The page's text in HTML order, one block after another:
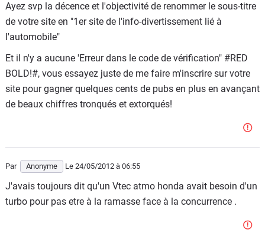
Ayez svp la décence et l'objectivité de renommer le sous-titre
de votre site en "1er site de l'info-divertissement lié à
l'automobile"
Et il n'y a aucune 'Erreur dans le code de vérification" #RED
BOLD!#, vous essayez juste de me faire m'inscrire sur votre
site pour gagner quelques cents de pubs en plus en avançant
de beaux chiffres tronqués et extorqués!
Par Anonyme Le 24/05/2012 à 06:55
J'avais toujours dit qu'un Vtec atmo honda avait besoin d'un
turbo pour pas etre à la ramasse face à la concurrence .